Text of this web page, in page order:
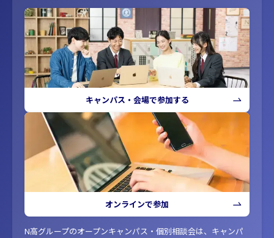
キャンパス・会場で参加する
オンラインで参加
N高グループのオープンキャンパス・個別相談会は、キャンパ